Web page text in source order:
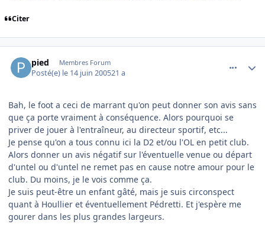
Citer
pied Membres Forum
Posté(e) le 14 juin 200521 a
Bah, le foot a ceci de marrant qu'on peut donner son avis sans
que ça porte vraiment à conséquence. Alors pourquoi se
priver de jouer à l'entraîneur, au directeur sportif, etc...
Je pense qu'on a tous connu ici la D2 et/ou l'OL en petit club.
Alors donner un avis négatif sur l'éventuelle venue ou départ
d'untel ou d'untel ne remet pas en cause notre amour pour le
club. Du moins, je le vois comme ça.
Je suis peut-être un enfant gâté, mais je suis circonspect
quant à Houllier et éventuellement Pédretti. Et j'espère me
gourer dans les plus grandes largeurs.